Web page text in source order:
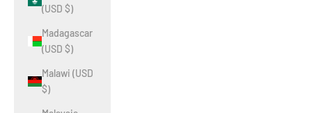
(USD $)
Madagascar
(USD $)
Malawi (USD
$)